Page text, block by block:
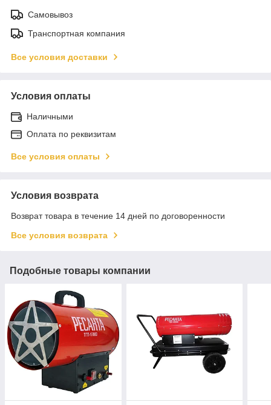
Самовывоз
Транспортная компания
Все условия доставки
Условия оплаты
Наличными
Оплата по реквизитам
Все условия оплаты
Условия возврата
Возврат товара в течение 14 дней по договоренности
Все условия возврата
Подобные товары компании